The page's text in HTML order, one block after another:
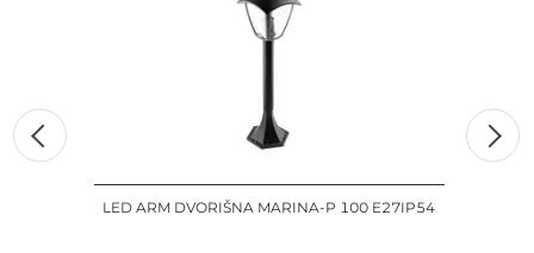
LED ARM DVORIŠNA MARINA-P 100 E27IP54